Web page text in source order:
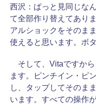
西沢： ぱっと見同じな
て全部作り替えてあり
アルショックをそのま
使えると思います。ボ
そして、Vitaですから
ます。ピンチイン・ピ
し、タップしてそのま
います。すべての操作